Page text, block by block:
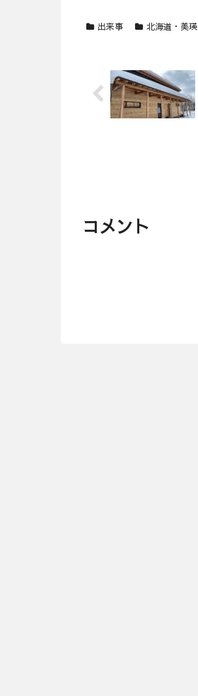
出来事 北海道・美瑛
コメント